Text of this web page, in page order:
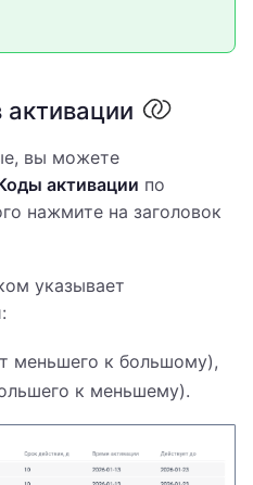
вы можете
активации по
нажмите на заголовок
указывает
меньшего к большому),
к меньшему).